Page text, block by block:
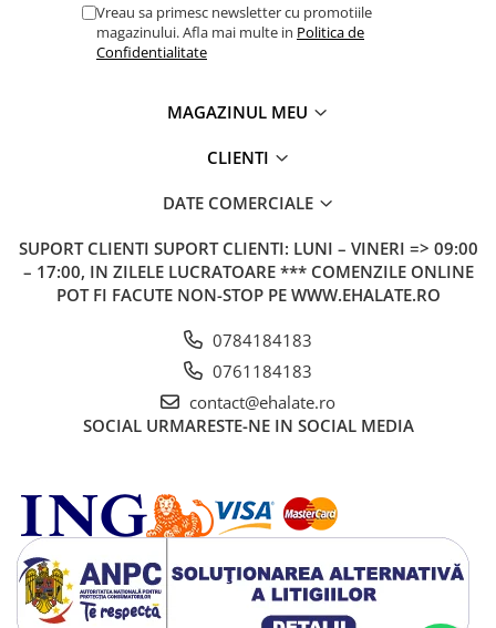
Vreau sa primesc newsletter cu promotiile
magazinului. Afla mai multe in Politica de
Confidentialitate
MAGAZINUL MEU
CLIENTI
DATE COMERCIALE
SUPORT CLIENTI SUPORT CLIENTI: LUNI – VINERI => 09:00
– 17:00, IN ZILELE LUCRATOARE *** COMENZILE ONLINE
POT FI FACUTE NON-STOP PE WWW.EHALATE.RO
0784184183
0761184183
contact@ehalate.ro
SOCIAL URMARESTE-NE IN SOCIAL MEDIA